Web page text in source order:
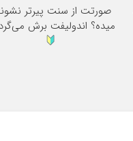
صورتت از سنت پیرتر
میده؟ اندولیفت برش